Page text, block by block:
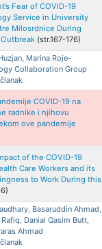
Fear of COVID-19
Service in University
Milosrdnice During
(str.167-176)
Marina Roje-
Collaboration Group
COVID-19 na
radnike i njihovu
ove pandemije
of the COVID-19
Care Workers and its
to Work During this
Basaruddin Ahmad,
Danial Qasim Butt,
Ahmad